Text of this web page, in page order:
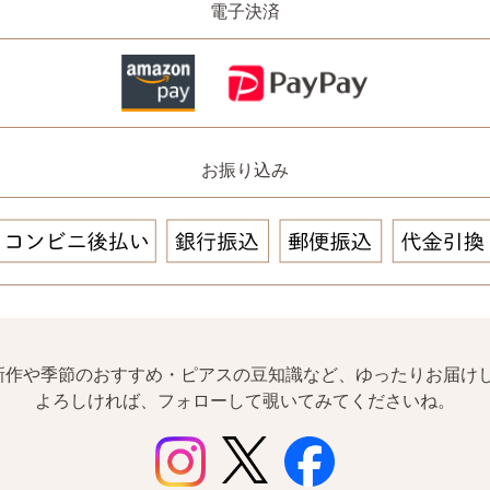
電子決済
お振り込み
や季節のおすすめ・ピアスの豆知識など、ゆったりお届け
よろしければ、フォローして覗いてみてくださいね。